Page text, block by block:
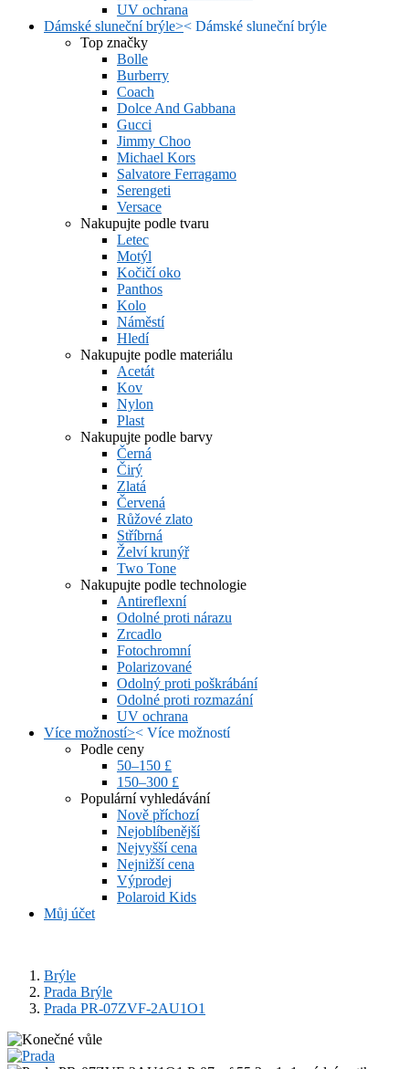
UV ochrana
Dámské sluneční brýle>< Dámské sluneční brýle
Top značky
Bolle
Burberry
Coach
Dolce And Gabbana
Gucci
Jimmy Choo
Michael Kors
Salvatore Ferragamo
Serengeti
Versace
Nakupujte podle tvaru
Letec
Motýl
Kočičí oko
Panthos
Kolo
Náměstí
Hledí
Nakupujte podle materiálu
Acetát
Kov
Nylon
Plast
Nakupujte podle barvy
Černá
Čirý
Zlatá
Červená
Růžové zlato
Stříbrná
Želví krunýř
Two Tone
Nakupujte podle technologie
Antireflexní
Odolné proti nárazu
Zrcadlo
Fotochromní
Polarizované
Odolný proti poškrábání
Odolné proti rozmazání
UV ochrana
Více možností>< Více možností
Podle ceny
50–150 £
150–300 £
Populární vyhledávání
Nově příchozí
Nejoblíbenější
Nejvyšší cena
Nejnižší cena
Výprodej
Polaroid Kids
Můj účet
Brýle
Prada Brýle
Prada PR-07ZVF-2AU1O1